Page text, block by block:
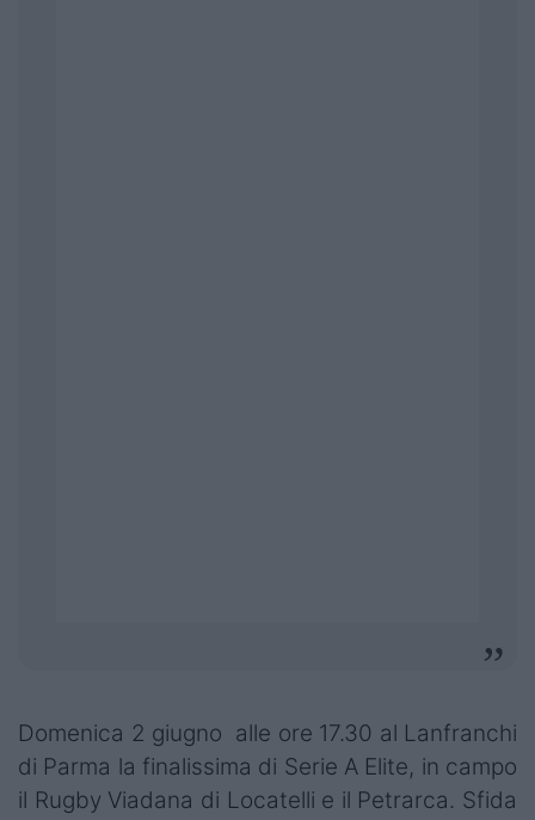
Domenica 2 giugno alle ore 17.30 al Lanfranchi
di Parma la finalissima di Serie A Elite, in campo
il Rugby Viadana di Locatelli e il Petrarca. Sfida